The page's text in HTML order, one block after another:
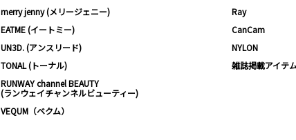
merry jenny (メリージェニー)
EATME (イートミー)
UN3D. (アンスリード)
TONAL (トーナル)
RUNWAY channel BEAUTY
(ランウェイチャンネルビューティー)
VEQUM（ベクム）
Ray
CanCam
NYLON
雑誌掲載アイテ